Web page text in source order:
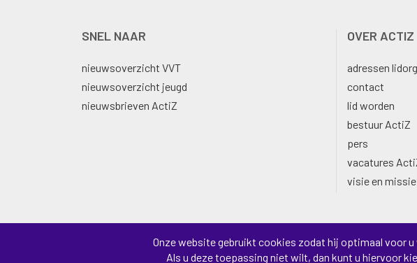
SNEL NAAR
nieuwsoverzicht VVT
nieuwsoverzicht jeugd
nieuwsbrieven ActiZ
OVER ACTIZ
adressen
contact
lid worden
bestuur ActiZ
pers
vacatures
visie en
Onze website gebruikt cookies zodat hij optimaal voor
Als u deze toepassing niet wilt, dan kunt u hiervoor